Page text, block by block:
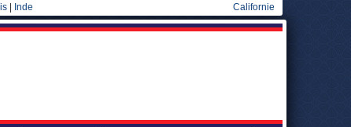
Inde Californie